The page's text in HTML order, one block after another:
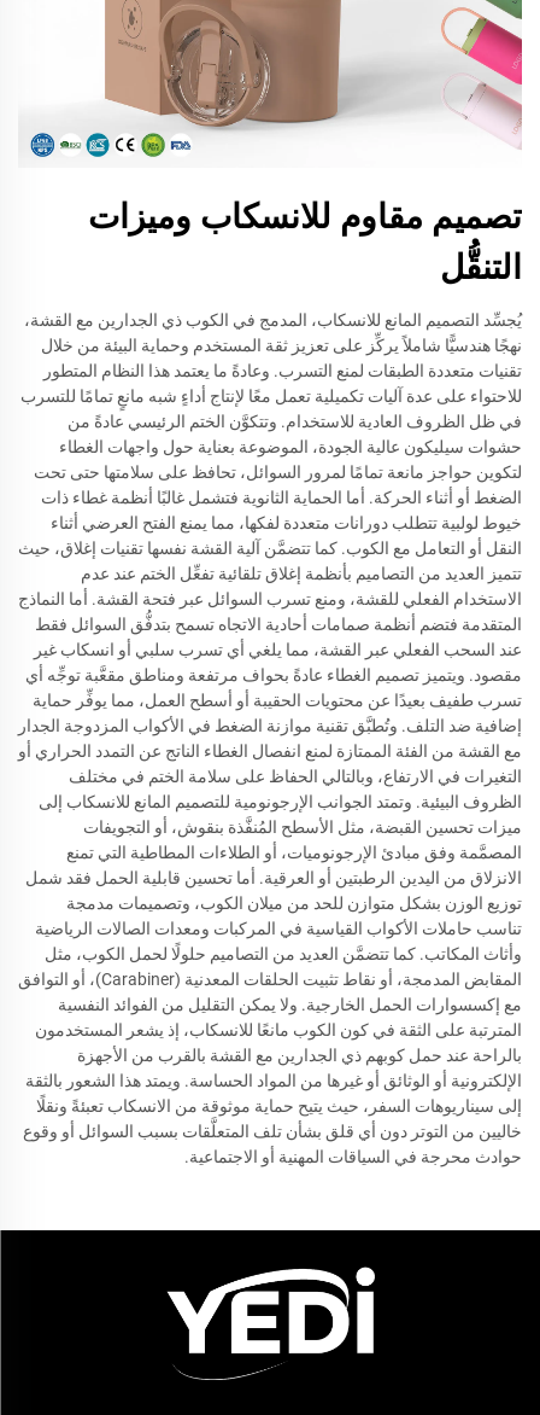
تصميم مقاوم للانسكاب وميزات
التنقُّل
يُجسِّد التصميم المانع للانسكاب، المدمج في الكوب ذي الجدارين مع القشة،
نهجًا هندسيًّا شاملاً يركِّز على تعزيز ثقة المستخدم وحماية البيئة من خلال
تقنيات متعددة الطبقات لمنع التسرب. وعادةً ما يعتمد هذا النظام المتطور
للاحتواء على عدة آليات تكميلية تعمل معًا لإنتاج أداءٍ شبه مانعٍ تمامًا للتسرب
في ظل الظروف العادية للاستخدام. وتتكوَّن الختم الرئيسي عادةً من
حشوات سيليكون عالية الجودة، الموضوعة بعناية حول واجهات الغطاء
لتكوين حواجز مانعة تمامًا لمرور السوائل، تحافظ على سلامتها حتى تحت
الضغط أو أثناء الحركة. أما الحماية الثانوية فتشمل غالبًا أنظمة غطاء ذات
خيوط لولبية تتطلب دورانات متعددة لفكها، مما يمنع الفتح العرضي أثناء
النقل أو التعامل مع الكوب. كما تتضمَّن آلية القشة نفسها تقنيات إغلاق، حيث
تتميز العديد من التصاميم بأنظمة إغلاق تلقائية تفعِّل الختم عند عدم
الاستخدام الفعلي للقشة، ومنع تسرب السوائل عبر فتحة القشة. أما النماذج
المتقدمة فتضم أنظمة صمامات أحادية الاتجاه تسمح بتدفُّق السوائل فقط
عند السحب الفعلي عبر القشة، مما يلغي أي تسرب سلبي أو انسكاب غير
مقصود. ويتميز تصميم الغطاء عادةً بحواف مرتفعة ومناطق مقعَّبة توجِّه أي
تسرب طفيف بعيدًا عن محتويات الحقيبة أو أسطح العمل، مما يوفِّر حماية
إضافية ضد التلف. وتُطبَّق تقنية موازنة الضغط في الأكواب المزدوجة الجدار
مع القشة من الفئة الممتازة لمنع انفصال الغطاء الناتج عن التمدد الحراري أو
التغيرات في الارتفاع، وبالتالي الحفاظ على سلامة الختم في مختلف
الظروف البيئية. وتمتد الجوانب الإرجونومية للتصميم المانع للانسكاب إلى
ميزات تحسين القبضة، مثل الأسطح المُنفَّذة بنقوش، أو التجويفات
المصمَّمة وفق مبادئ الإرجونوميات، أو الطلاءات المطاطية التي تمنع
الانزلاق من اليدين الرطبتين أو العرقية. أما تحسين قابلية الحمل فقد شمل
توزيع الوزن بشكل متوازن للحد من ميلان الكوب، وتصميمات مدمجة
تناسب حاملات الأكواب القياسية في المركبات ومعدات الصالات الرياضية
وأثاث المكاتب. كما تتضمَّن العديد من التصاميم حلولًا لحمل الكوب، مثل
المقابض المدمجة، أو نقاط تثبيت الحلقات المعدنية (Carabiner)، أو التوافق
مع إكسسوارات الحمل الخارجية. ولا يمكن التقليل من الفوائد النفسية
المترتبة على الثقة في كون الكوب مانعًا للانسكاب، إذ يشعر المستخدمون
بالراحة عند حمل كوبهم ذي الجدارين مع القشة بالقرب من الأجهزة
الإلكترونية أو الوثائق أو غيرها من المواد الحساسة. ويمتد هذا الشعور بالثقة
إلى سيناريوهات السفر، حيث يتيح حماية موثوقة من الانسكاب تعبئةً ونقلًا
خاليين من التوتر دون أي قلق بشأن تلف المتعلَّقات بسبب السوائل أو وقوع
حوادث محرجة في السياقات المهنية أو الاجتماعية.